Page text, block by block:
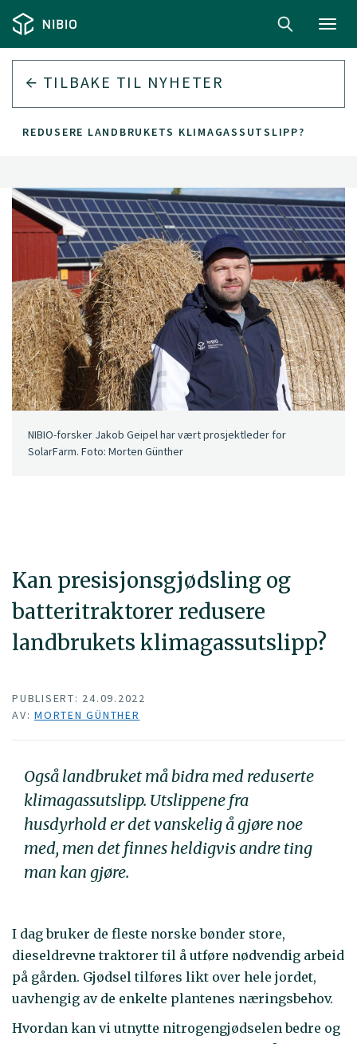
TILBAKE TIL NYHETER
REDUSERE LANDBRUKETS KLIMAGASSUTSLIPP?
Kan presisjonsgjødsling og
batteritraktorer redusere
landbrukets klimagassutslipp?
NIBIO-forsker Jakob Geipel har vært prosjektleder for
SolarFarm. Foto: Morten Günther
PUBLISERT: 24.09.2022
AV: MORTEN GÜNTHER
Også landbruket må bidra med reduserte
klimagassutslipp. Utslippene fra
husdyrhold er det vanskelig å gjøre noe
med, men det finnes heldigvis andre ting
man kan gjøre.
I dag bruker de fleste norske bønder store,
dieseldrevne traktorer til å utføre nødvendig arbeid
på gården. Gjødsel tilføres likt over hele jordet,
uavhengig av de enkelte plantenes næringsbehov.
Hvordan kan vi utnytte nitrogengjødselen bedre og